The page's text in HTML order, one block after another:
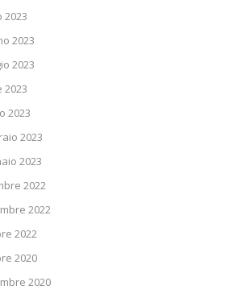
2023
2023
2023
2023
2023
2023
2023
2022
2022
2022
2020
2020